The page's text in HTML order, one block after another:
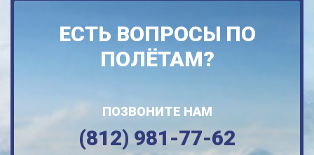
ЕСТЬ ВОПРОСЫ ПО
ПОЛЁТАМ?
ПОЗВОНИТЕ НАМ
(812) 981-77-62